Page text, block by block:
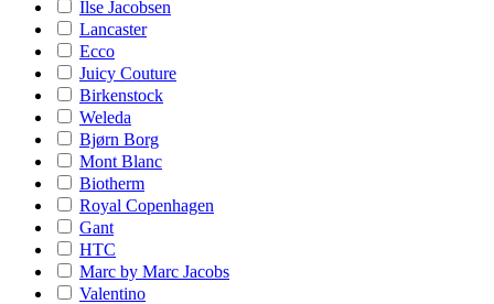
Ilse Jacobsen
Lancaster
Ecco
Juicy Couture
Birkenstock
Weleda
Bjørn Borg
Mont Blanc
Biotherm
Royal Copenhagen
Gant
HTC
Marc by Marc Jacobs
Valentino